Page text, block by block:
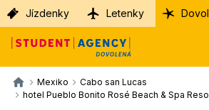
Jízdenky Letenky
Mexiko
Cabo san Lucas
hotel Pueblo Bonito Rosé Beach & Spa